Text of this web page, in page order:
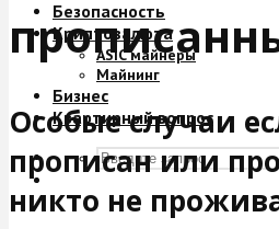
Безопасность
Криптовалюта
ASIC майнеры
Майнинг
Бизнес
Квартирный вопрос
Особые случаи
прописан или
никто не